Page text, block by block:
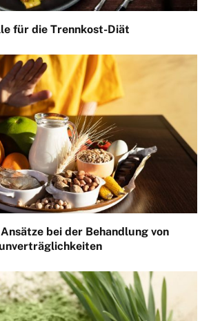
für die Trennkost-Diät
bei der Behandlung von